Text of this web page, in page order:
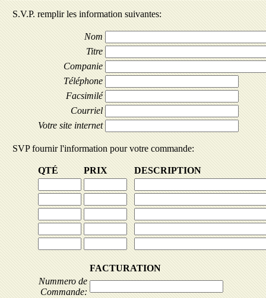
S.V.P. remplir les information suivantes:
Nom
Titre
Companie
Téléphone
Facsimilé
Courriel
Votre site internet
SVP fournir l'information pour votre commande:
QTÉ PRIX DESCRIPTION
FACTURATION
Nummero de
Commande: